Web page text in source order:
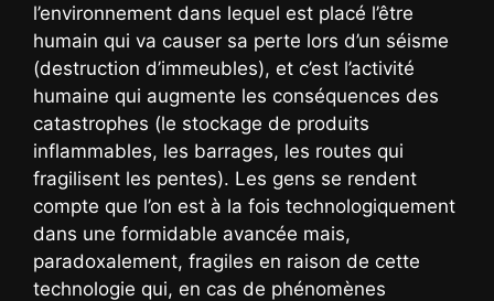
l’environnement dans lequel est placé l’être
humain qui va causer sa perte lors d’un séisme
(destruction d’immeubles), et c’est l’activité
humaine qui augmente les conséquences des
catastrophes (le stockage de produits
inflammables, les barrages, les routes qui
fragilisent les pentes). Les gens se rendent
compte que l’on est à la fois technologiquement
dans une formidable avancée mais,
paradoxalement, fragiles en raison de cette
technologie qui, en cas de phénomènes